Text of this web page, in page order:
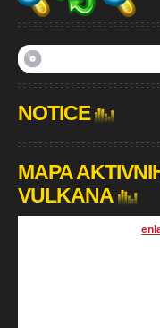
NOTICE
MAPA
VULKANA
[